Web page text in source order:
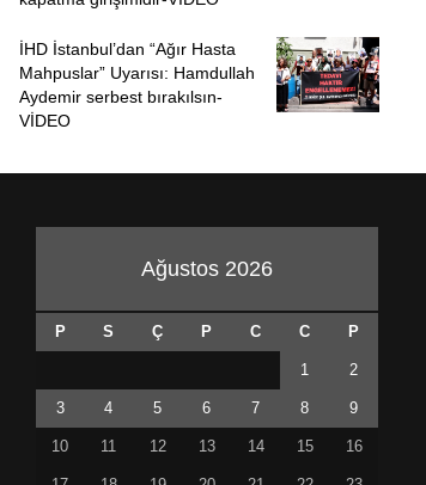
İHD İstanbul’dan “Ağır Hasta
Mahpuslar” Uyarısı: Hamdullah
Aydemir serbest bırakılsın-
VİDEO
Ağustos 2026
P S Ç P C C P
1 2
3 4 5 6 7 8 9
10 11 12 13 14 15 16